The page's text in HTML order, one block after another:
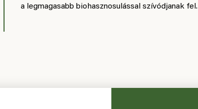
a legmagasabb biohasznosulással szívódjanak fel.